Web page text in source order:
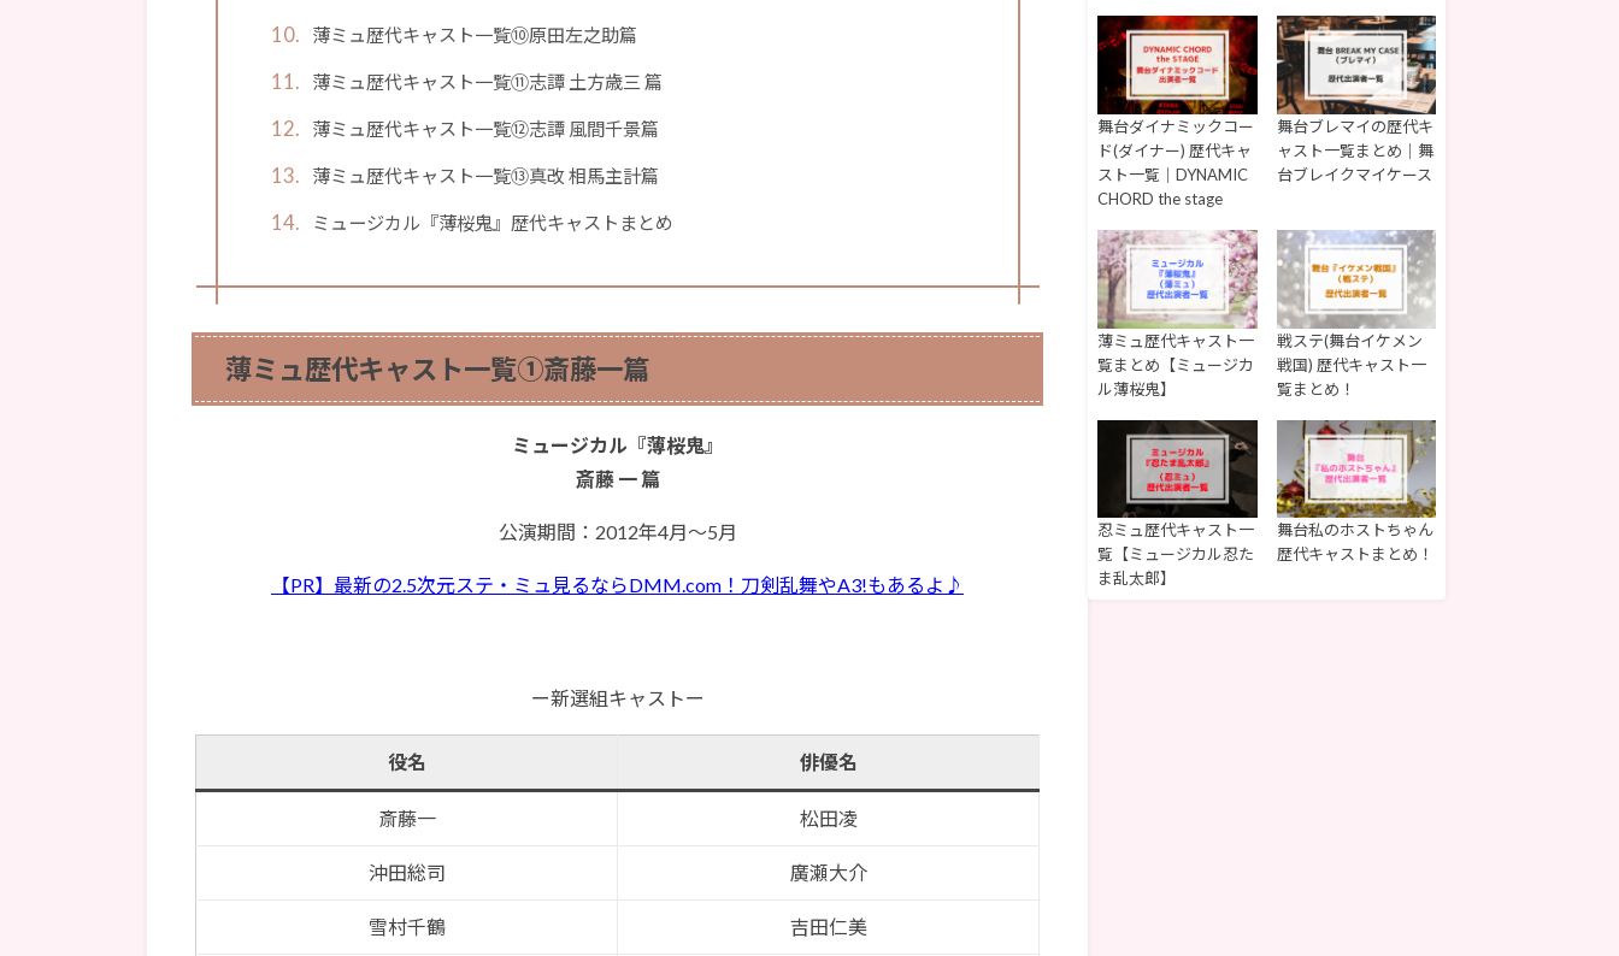
薄ミュ歴代キャスト一覧⑩原田左之助篇
薄ミュ歴代キャスト一覧⑪志譚 土方歳三 篇
薄ミュ歴代キャスト一覧⑫志譚 風間千景篇
薄ミュ歴代キャスト一覧⑬真改 相馬主計篇
ミュージカル『薄桜鬼』歴代キャストまとめ
薄ミュ歴代キャスト一覧①斎藤一篇
ミュージカル『薄桜鬼』
斎藤 一 篇
公演期間：2012年4月～5月
【PR】最新の2.5次元ステ・ミュ見るならDMM.com！刀剣乱舞やA3!もあるよ♪
ー新選組キャストー
役名 俳優名
斎藤一 松田凌
沖田総司 廣瀬大介
雪村千鶴 吉田仁美
舞台ダイナミックコー
ド(ダイナー) 歴代キャ
スト一覧｜DYNAMIC
CHORD the stage
舞台ブレマイの歴代キ
ャスト一覧まとめ｜舞
台ブレイクマイケース
薄ミュ歴代キャスト一
覧まとめ【ミュージカ
ル薄桜鬼】
戦ステ(舞台イケメン
戦国) 歴代キャスト一
覧まとめ！
忍ミュ歴代キャスト一
覧【ミュージカル忍た
ま乱太郎】
舞台私のホストちゃん
歴代キャストまとめ！